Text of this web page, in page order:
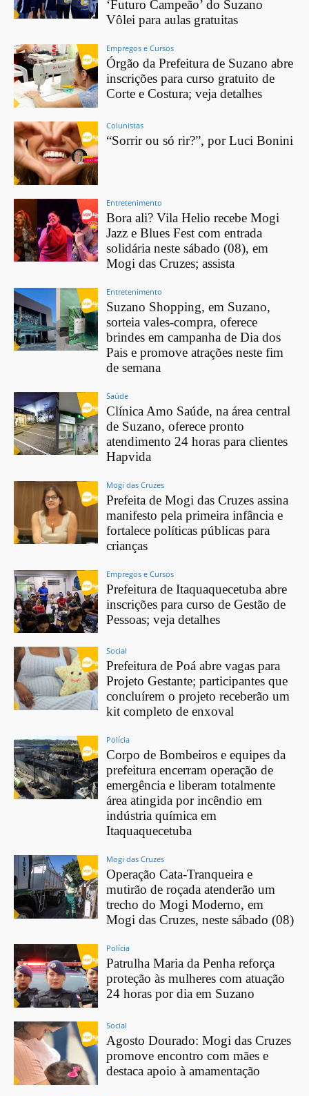
‘Futuro Campeão’ do Suzano
Vôlei para aulas gratuitas
Empregos e Cursos
Órgão da Prefeitura de Suzano abre
inscrições para curso gratuito de
Corte e Costura; veja detalhes
Colunistas
“Sorrir ou só rir?”, por Luci Bonini
Entretenimento
Bora ali? Vila Helio recebe Mogi
Jazz e Blues Fest com entrada
solidária neste sábado (08), em
Mogi das Cruzes; assista
Entretenimento
Suzano Shopping, em Suzano,
sorteia vales-compra, oferece
brindes em campanha de Dia dos
Pais e promove atrações neste fim
de semana
Saúde
Clínica Amo Saúde, na área central
de Suzano, oferece pronto
atendimento 24 horas para clientes
Hapvida
Mogi das Cruzes
Prefeita de Mogi das Cruzes assina
manifesto pela primeira infância e
fortalece políticas públicas para
crianças
Empregos e Cursos
Prefeitura de Itaquaquecetuba abre
inscrições para curso de Gestão de
Pessoas; veja detalhes
Social
Prefeitura de Poá abre vagas para
Projeto Gestante; participantes que
concluírem o projeto receberão um
kit completo de enxoval
Polícia
Corpo de Bombeiros e equipes da
prefeitura encerram operação de
emergência e liberam totalmente
área atingida por incêndio em
indústria química em
Itaquaquecetuba
Mogi das Cruzes
Operação Cata-Tranqueira e
mutirão de roçada atenderão um
trecho do Mogi Moderno, em
Mogi das Cruzes, neste sábado (08)
Polícia
Patrulha Maria da Penha reforça
proteção às mulheres com atuação
24 horas por dia em Suzano
Social
Agosto Dourado: Mogi das Cruzes
promove encontro com mães e
destaca apoio à amamentação